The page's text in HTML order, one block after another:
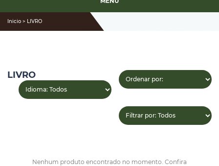
Inicio > LIVRO
LIVRO
Nenhum produto encontrado no momento. Confira